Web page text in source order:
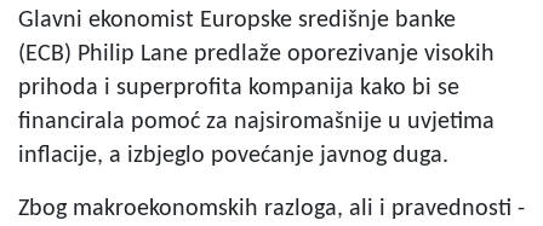
Glavni ekonomist Europske središnje banke
(ECB) Philip Lane predlaže oporezivanje visokih
prihoda i superprofita kompanija kako bi se
financirala pomoć za najsiromašnije u uvjetima
inflacije, a izbjeglo povećanje javnog duga.
Zbog makroekonomskih razloga, ali i pravednosti -